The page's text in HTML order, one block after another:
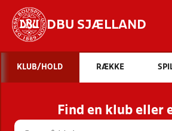
DBU SJÆLLAND
STILLINGER, RESULTATER,
HOLD
KLUB/HOLD RÆKKE
Find en klub eller